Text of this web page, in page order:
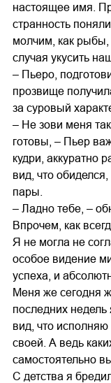
настоящее имя.
странность
молчим, как рыбы,
случая укусить
– Пьеро,
прозвище
за суровый
– Не зови меня
готовы, – Пьер
кудри, аккуратно
вид, что
пары.
– Ладно тебе, –
Впрочем, как
Я не могла не
особое видение
успеха, и
Меня же сегодня
последних недель
вид, что
своей. А ведь
самостоятельно
С детства я